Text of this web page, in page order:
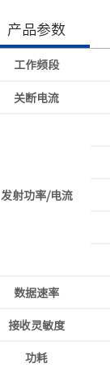
产品参数
工作频段
关断电流
发射功率/电流
数据速率
接收灵敏度
功耗